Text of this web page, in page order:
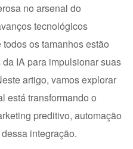
no arsenal do
tecnológicos
os tamanhos estão
IA para impulsionar suas
artigo, vamos explorar
está transformando o
preditivo, automação
integração.